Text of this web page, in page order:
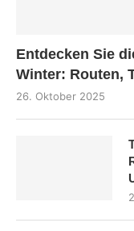
Entdecken Sie
Winter: Routen,
26. Oktober 2025